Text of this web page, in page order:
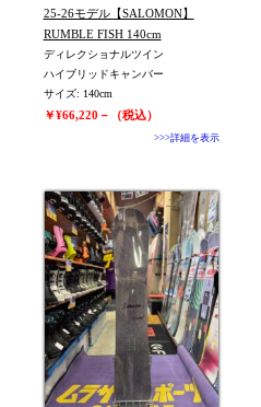
値下げしました
25-26モデル【SALOMON】
RUMBLE FISH 140cm
ディレクショナルツイン
ハイブリッドキャンバー
サイズ: 140cm
￥¥66,220－（税込）
>>>詳細を表示